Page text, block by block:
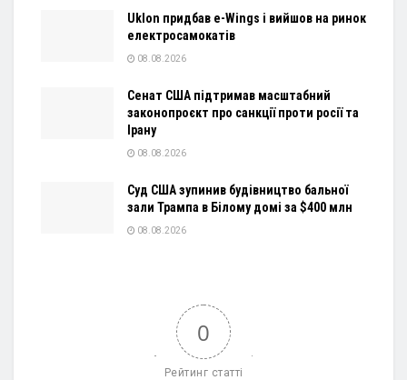
Uklon придбав e-Wings і вийшов на ринок
електросамокатів
08.08.2026
Сенат США підтримав масштабний
законопроєкт про санкції проти росії та
Ірану
08.08.2026
Суд США зупинив будівництво бальної
зали Трампа в Білому домі за $400 млн
08.08.2026
0
Рейтинг статті